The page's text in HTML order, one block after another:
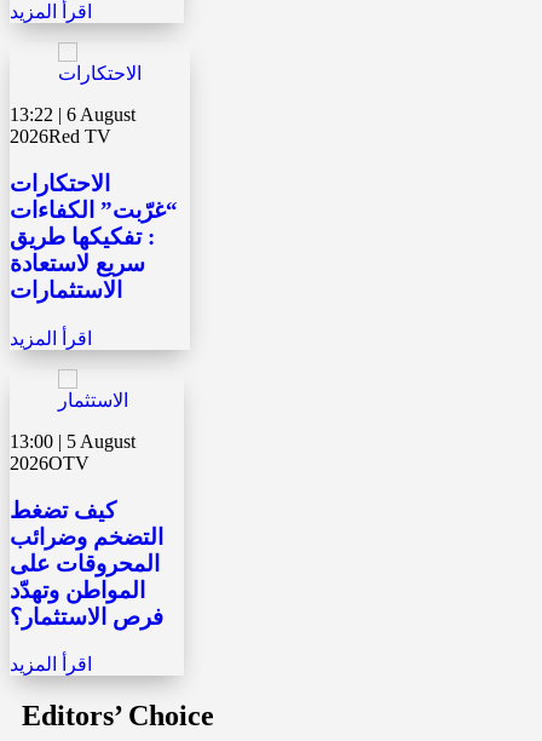
اقرأ المزيد
13:22 | 6 August
2026Red TV
الاحتكارات
“غرّبت” الكفاءات
: تفكيكها طريق
سريع لاستعادة
الاستثمارات
اقرأ المزيد
13:00 | 5 August
2026OTV
كيف تضغط
التضخم وضرائب
المحروقات على
المواطن وتهدّد
فرص الاستثمار؟
اقرأ المزيد
Editors’ Choice